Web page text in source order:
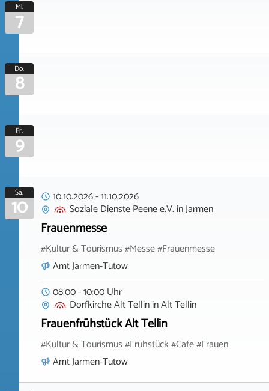
Mi.
7
Do.
8
Fr.
9
Sa.
10 10.10.2026-11.10.2026
Soziale Dienste Peene e.V. inJarmen
Frauenmesse
#Kultur & Tourismus #Messe #Frauenmesse
Amt Jarmen-Tutow
08:00 - 10:00 Uhr
Dorfkirche Alt TellininAlt Tellin
Frauenfrühstück Alt Tellin
#Kultur & Tourismus #Frühstück #Cafe #Frauen
Amt Jarmen-Tutow